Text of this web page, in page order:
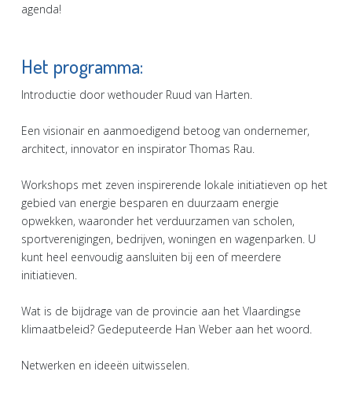
agenda!
Het programma:
Introductie door wethouder Ruud van Harten.
Een visionair en aanmoedigend betoog van ondernemer,
architect, innovator en inspirator Thomas Rau.
Workshops met zeven inspirerende lokale initiatieven op het
gebied van energie besparen en duurzaam energie
opwekken, waaronder het verduurzamen van scholen,
sportverenigingen, bedrijven, woningen en wagenparken. U
kunt heel eenvoudig aansluiten bij een of meerdere
initiatieven.
Wat is de bijdrage van de provincie aan het Vlaardingse
klimaatbeleid? Gedeputeerde Han Weber aan het woord.
Netwerken en ideeën uitwisselen.